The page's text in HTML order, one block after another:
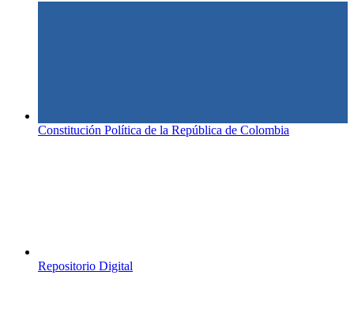
Constitución Política de la República de Colombia
Repositorio Digital